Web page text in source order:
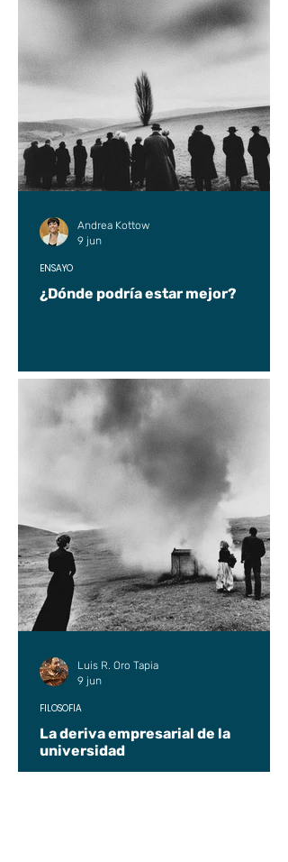
¿Dónde podría estar mejor?
ENSAYO
Andrea Kottow
9 jun
La deriva empresarial de la
universidad
FILOSOFÍA
Luis R. Oro Tapia
9 jun